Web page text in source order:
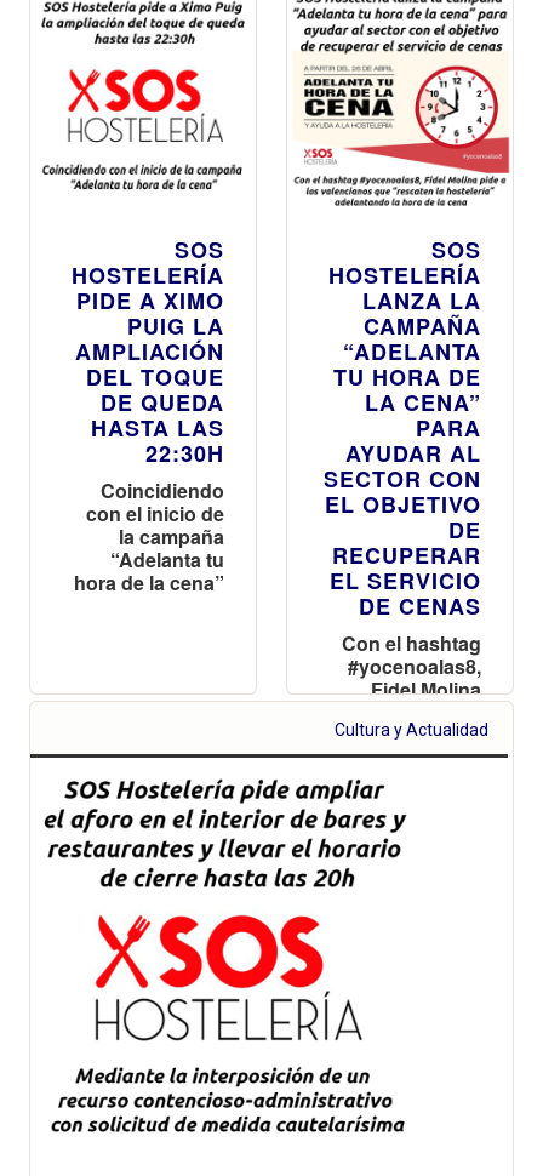
SOS
HOSTELERÍA
PIDE A XIMO
PUIG LA
AMPLIACIÓN
DEL TOQUE
DE QUEDA
HASTA LAS
22:30H
Coincidiendo
con el inicio de
la campaña
“Adelanta tu
hora de la cena”
SOS
HOSTELERÍA
LANZA LA
CAMPAÑA
“ADELANTA
TU HORA DE
LA CENA”
PARA
AYUDAR AL
SECTOR CON
EL OBJETIVO
DE
RECUPERAR
EL SERVICIO
DE CENAS
Con el hashtag
#yocenoalas8,
Fidel Molina
valencianos
que “rescaten la
hostelería”
adelantando la
hora de la cena
Cultura y Actualidad